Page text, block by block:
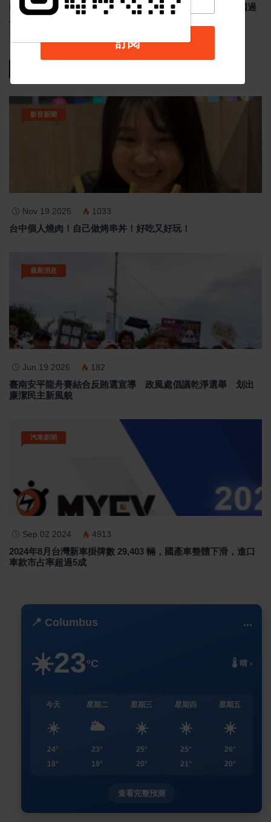
Meta祖克柏談美中AI競爭 反對封鎖中國AI模型 示警美國過
度監管恐削弱競爭力
影音新聞
Nov 19 2025 1033
台中個人燒肉！自己做烤串丼！好吃又好玩！
最新消息
Jun 19 2026 182
臺南安平龍舟賽結合反賄選宣導 政風處倡議乾淨選舉 划出
廉潔民主新風貌
汽車新聞
Sep 02 2024 4913
2024年8月台灣新車掛牌數 29,403 輛，國產車整體下滑，進口
車款市占率超過5成
📍 Columbus ...
☀️23°C 🌡️ 晴 ›
今天
☀️
24°
18°
星期二
🌥️
23°
19°
星期三
☀️
25°
20°
星期四
☀️
25°
21°
星期五
☀️
26°
20°
查看完整預測
訂閱